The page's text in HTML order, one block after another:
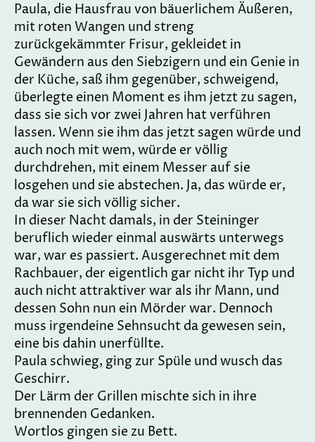
Paula, die Hausfrau von bäuerlichem Äußeren,
mit roten Wangen und streng
zurückgekämmter Frisur, gekleidet in
Gewändern aus den Siebzigern und ein Genie in
der Küche, saß ihm gegenüber, schweigend,
überlegte einen Moment es ihm jetzt zu sagen,
dass sie sich vor zwei Jahren hat verführen
lassen. Wenn sie ihm das jetzt sagen würde und
auch noch mit wem, würde er völlig
durchdrehen, mit einem Messer auf sie
losgehen und sie abstechen. Ja, das würde er,
da war sie sich völlig sicher.
In dieser Nacht damals, in der Steininger
beruflich wieder einmal auswärts unterwegs
war, war es passiert. Ausgerechnet mit dem
Rachbauer, der eigentlich gar nicht ihr Typ und
auch nicht attraktiver war als ihr Mann, und
dessen Sohn nun ein Mörder war. Dennoch
muss irgendeine Sehnsucht da gewesen sein,
eine bis dahin unerfüllte.
Paula schwieg, ging zur Spüle und wusch das
Geschirr.
Der Lärm der Grillen mischte sich in ihre
brennenden Gedanken.
Wortlos gingen sie zu Bett.